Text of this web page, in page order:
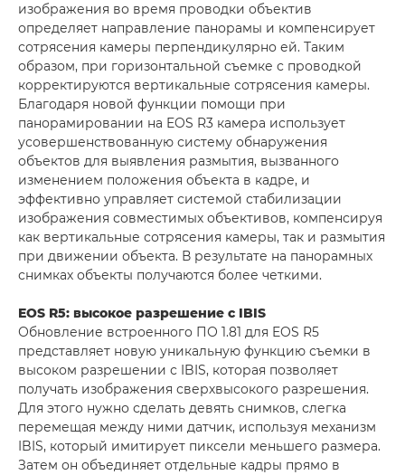
изображения во время проводки объектив
определяет направление панорамы и компенсирует
сотрясения камеры перпендикулярно ей. Таким
образом, при горизонтальной съемке с проводкой
корректируются вертикальные сотрясения камеры.
Благодаря новой функции помощи при
панорамировании на EOS R3 камера использует
усовершенствованную систему обнаружения
объектов для выявления размытия, вызванного
изменением положения объекта в кадре, и
эффективно управляет системой стабилизации
изображения совместимых объективов, компенсируя
как вертикальные сотрясения камеры, так и размытия
при движении объекта. В результате на панорамных
снимках объекты получаются более четкими.
EOS R5: высокое разрешение с IBIS
Обновление встроенного ПО 1.81 для EOS R5
представляет новую уникальную функцию съемки в
высоком разрешении с IBIS, которая позволяет
получать изображения сверхвысокого разрешения.
Для этого нужно сделать девять снимков, слегка
перемещая между ними датчик, используя механизм
IBIS, который имитирует пиксели меньшего размера.
Затем он объединяет отдельные кадры прямо в